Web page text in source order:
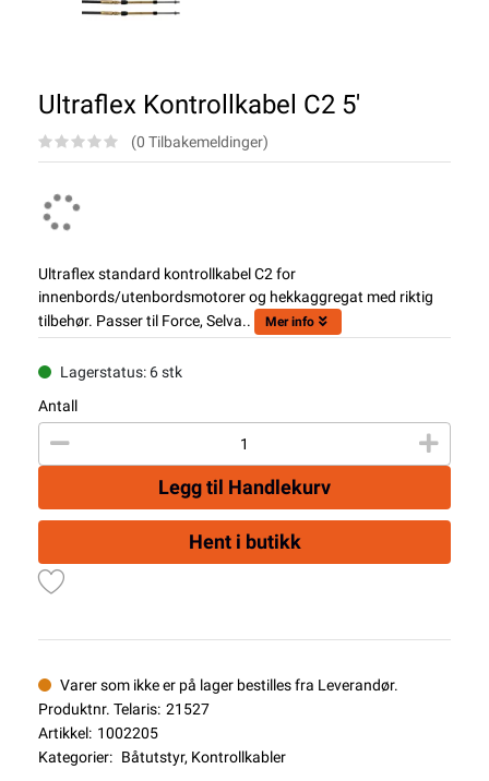
Ultraflex Kontrollkabel C2 5'
(0 Tilbakemeldinger)
Ultraflex standard kontrollkabel C2 for
innenbords/utenbordsmotorer og hekkaggregat med riktig
tilbehør. Passer til Force, Selva..
Mer info
Lagerstatus: 6 stk
Antall
Legg til Handlekurv
Hent i butikk
Varer som ikke er på lager bestilles fra Leverandør.
Produktnr. Telaris: 21527
Artikkel: 1002205
Kategorier: Båtutstyr, Kontrollkabler